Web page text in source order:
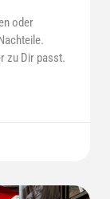
oder
zu Dir passt.